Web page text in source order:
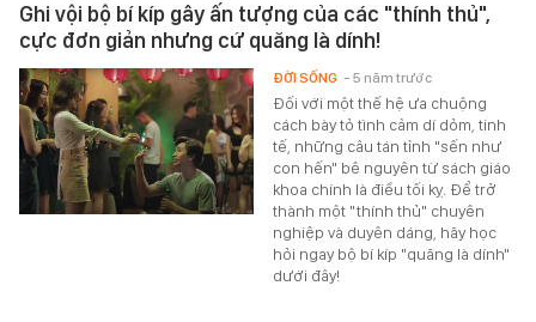
Ghi vội bộ bí kíp gây ấn tượng của các "thính thủ",
cực đơn giản nhưng cứ quăng là dính!
Đối với một thế hệ ưa chuộng
cách bày tỏ tình cảm dí dỏm, tinh
tế, những câu tán tỉnh "sến như
con hến" bê nguyên từ sách giáo
khoa chính là điều tối kỵ. Để trở
thành một "thính thủ" chuyên
nghiệp và duyên dáng, hãy học
hỏi ngay bộ bí kíp "quăng là dính"
dưới đây!
ĐỜI SỐNG - 5 năm trước